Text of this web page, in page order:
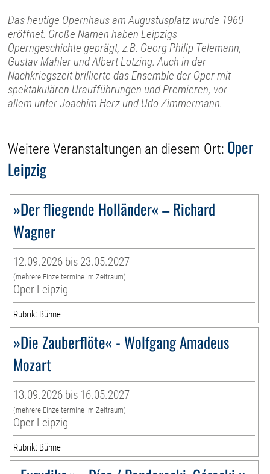
Das heutige Opernhaus am Augustusplatz wurde 1960
eröffnet. Große Namen haben Leipzigs
Operngeschichte geprägt, z.B. Georg Philip Telemann,
Gustav Mahler und Albert Lotzing. Auch in der
Nachkriegszeit brillierte das Ensemble der Oper mit
spektakulären Uraufführungen und Premieren, vor
allem unter Joachim Herz und Udo Zimmermann.
Weitere Veranstaltungen an diesem Ort: Oper
Leipzig
»Der fliegende Holländer« – Richard
Wagner
12.09.2026 bis 23.05.2027
(mehrere Einzeltermine im Zeitraum)
Oper Leipzig
Rubrik: Bühne
»Die Zauberflöte« - Wolfgang Amadeus
Mozart
13.09.2026 bis 16.05.2027
(mehrere Einzeltermine im Zeitraum)
Oper Leipzig
Rubrik: Bühne